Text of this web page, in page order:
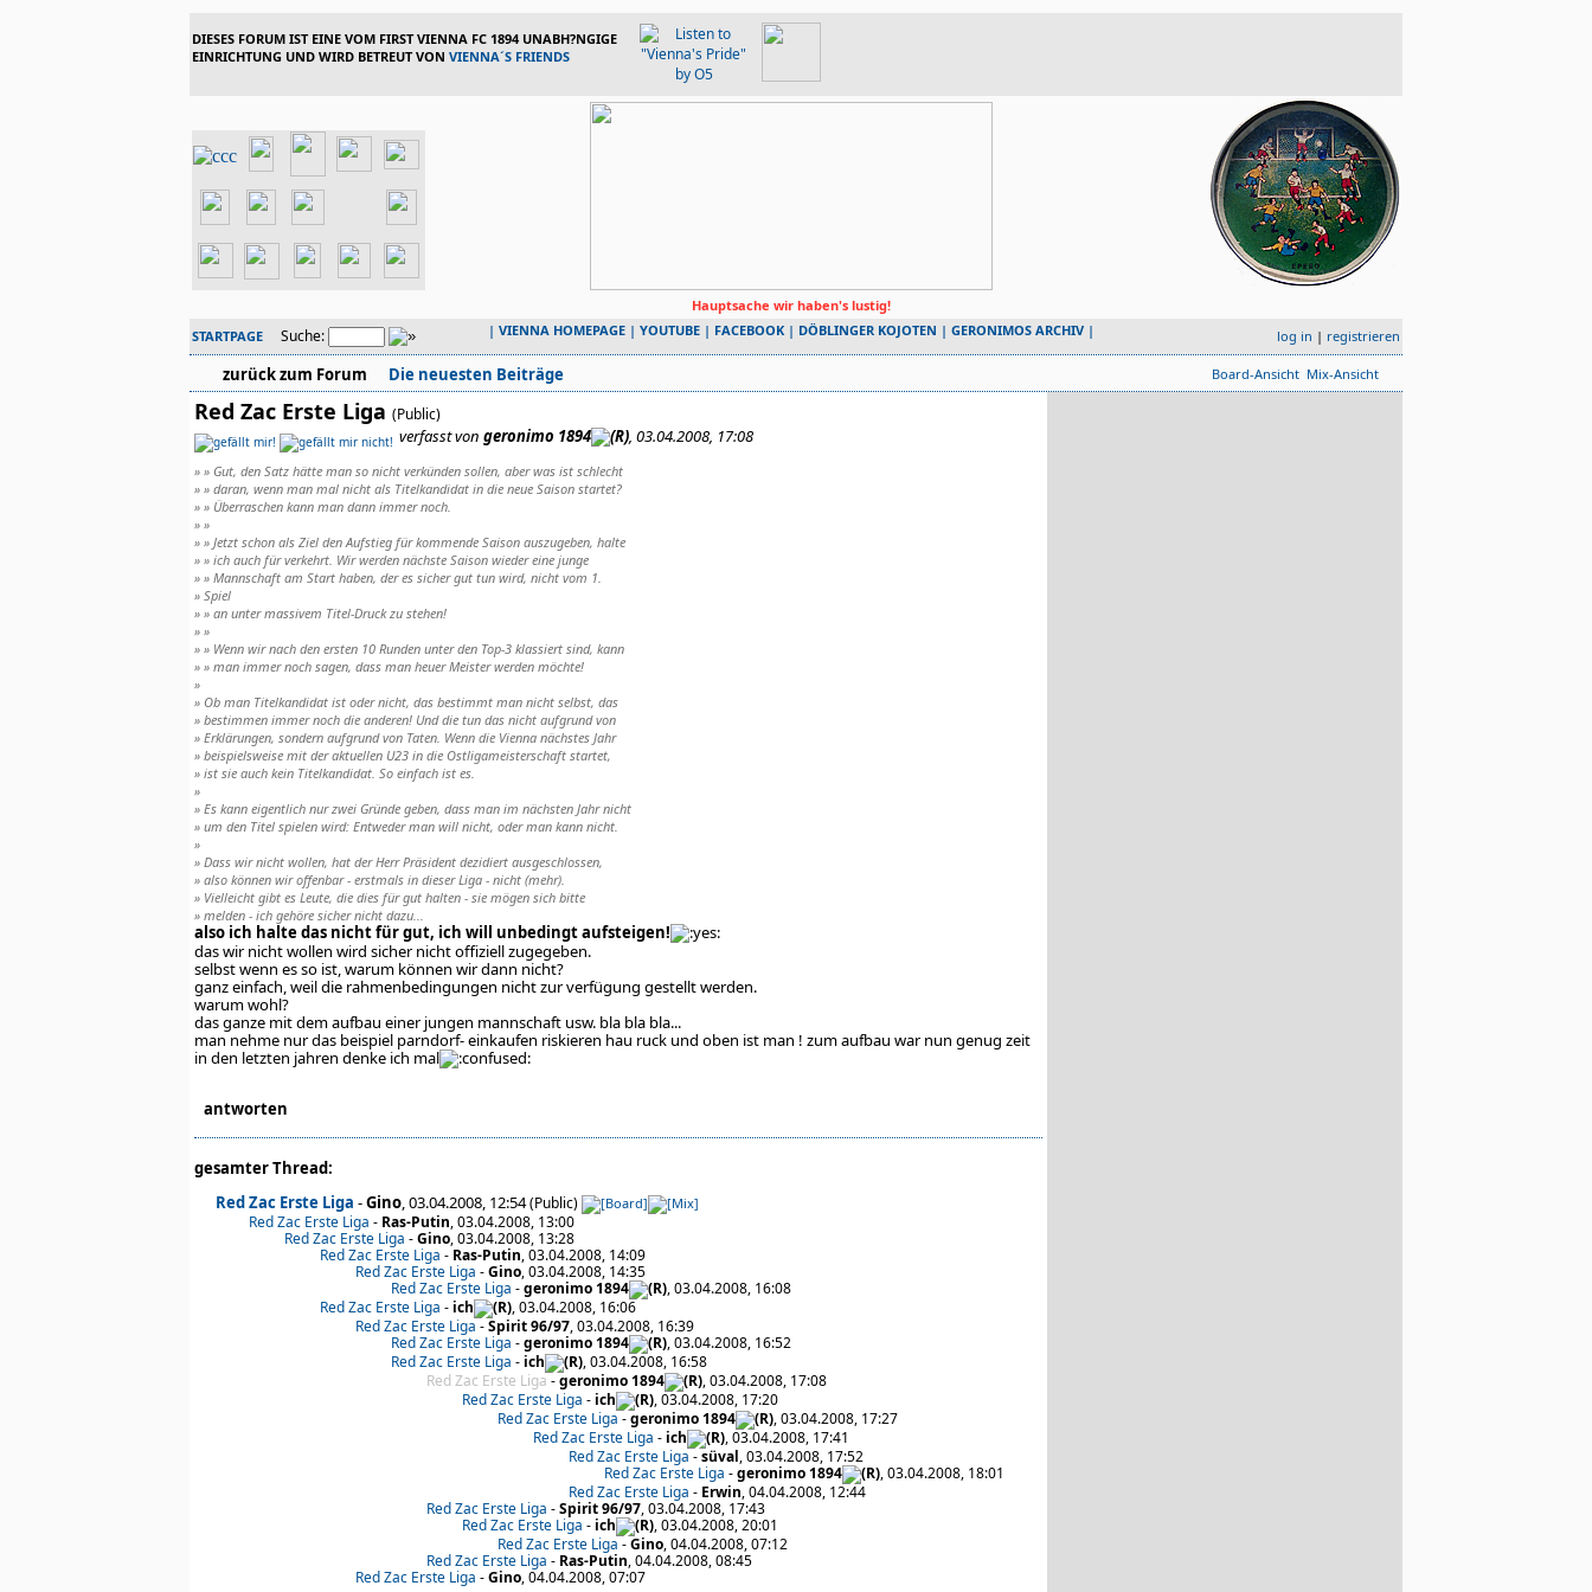
DIESES FORUM IST EINE VOM FIRST VIENNA FC 1894 UNABH?NGIGE
EINRICHTUNG UND WIRD BETREUT VON VIENNA´S FRIENDS
Hauptsache wir haben's lustig!
STARTPAGE
Suche: | VIENNA HOMEPAGE | YOUTUBE | FACEBOOK | DÖBLINGER KOJOTEN | GERONIMOS ARCHIV | log in | registrieren
zurück zum Forum Die neuesten Beiträge Board-Ansicht Mix-Ansicht
Red Zac Erste Liga (Public)
verfasst von geronimo 1894 , 03.04.2008, 17:08
» » Gut, den Satz hätte man so nicht verkünden sollen, aber was ist schlecht
» » daran, wenn man mal nicht als Titelkandidat in die neue Saison startet?
» » Überraschen kann man dann immer noch.
» »
» » Jetzt schon als Ziel den Aufstieg für kommende Saison auszugeben, halte
» » ich auch für verkehrt. Wir werden nächste Saison wieder eine junge
» » Mannschaft am Start haben, der es sicher gut tun wird, nicht vom 1.
» Spiel
» » an unter massivem Titel-Druck zu stehen!
» »
» » Wenn wir nach den ersten 10 Runden unter den Top-3 klassiert sind, kann
» » man immer noch sagen, dass man heuer Meister werden möchte!
»
» Ob man Titelkandidat ist oder nicht, das bestimmt man nicht selbst, das
» bestimmen immer noch die anderen! Und die tun das nicht aufgrund von
» Erklärungen, sondern aufgrund von Taten. Wenn die Vienna nächstes Jahr
» beispielsweise mit der aktuellen U23 in die Ostligameisterschaft startet,
» ist sie auch kein Titelkandidat. So einfach ist es.
»
» Es kann eigentlich nur zwei Gründe geben, dass man im nächsten Jahr nicht
» um den Titel spielen wird: Entweder man will nicht, oder man kann nicht.
»
» Dass wir nicht wollen, hat der Herr Präsident dezidiert ausgeschlossen,
» also können wir offenbar - erstmals in dieser Liga - nicht (mehr).
» Vielleicht gibt es Leute, die dies für gut halten - sie mögen sich bitte
» melden - ich gehöre sicher nicht dazu...
also ich halte das nicht für gut, ich will unbedingt aufsteigen!
das wir nicht wollen wird sicher nicht offiziell zugegeben.
selbst wenn es so ist, warum können wir dann nicht?
ganz einfach, weil die rahmenbedingungen nicht zur verfügung gestellt werden.
warum wohl?
das ganze mit dem aufbau einer jungen mannschaft usw. bla bla bla...
man nehme nur das beispiel parndorf- einkaufen riskieren hau ruck und oben ist man ! zum aufbau war nun genug zeit
in den letzten jahren denke ich mal
antworten
gesamter Thread:
Red Zac Erste Liga -Gino, 03.04.2008, 12:54(Public)
Red Zac Erste Liga - Ras-Putin, 03.04.2008, 13:00
Red Zac Erste Liga -Gino, 03.04.2008, 13:28
Red Zac Erste Liga - Ras-Putin, 03.04.2008, 14:09
Red Zac Erste Liga -Gino, 03.04.2008, 14:35
Red Zac Erste Liga -geronimo 1894
, 03.04.2008, 16:08
Red Zac Erste Liga - ich
, 03.04.2008, 16:06
Red Zac Erste Liga -Spirit 96/97, 03.04.2008, 16:39
Red Zac Erste Liga -geronimo 1894
, 03.04.2008, 16:52
Red Zac Erste Liga - ich
, 03.04.2008, 16:58
Red Zac Erste Liga -geronimo 1894
, 03.04.2008, 17:08
Red Zac Erste Liga - ich
, 03.04.2008, 17:20
Red Zac Erste Liga -geronimo 1894
, 03.04.2008, 17:27
Red Zac Erste Liga - ich
, 03.04.2008, 17:41
Red Zac Erste Liga -süval, 03.04.2008, 17:52
Red Zac Erste Liga -geronimo 1894
, 03.04.2008, 18:01
Red Zac Erste Liga - Erwin, 04.04.2008, 12:44
Red Zac Erste Liga -Spirit 96/97, 03.04.2008, 17:43
Red Zac Erste Liga - ich
, 03.04.2008, 20:01
Red Zac Erste Liga -Gino, 04.04.2008, 07:12
Red Zac Erste Liga - Ras-Putin, 04.04.2008, 08:45
Red Zac Erste Liga -Gino, 04.04.2008, 07:07